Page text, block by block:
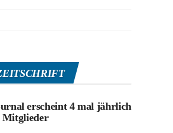
erscheint 4 mal jährlich
Mitglieder